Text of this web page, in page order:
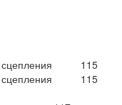
сцепления 115
сцепления 115